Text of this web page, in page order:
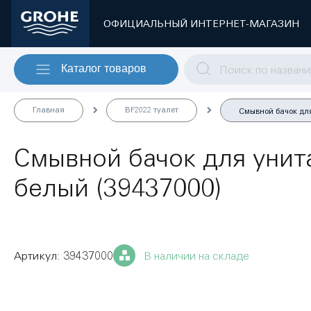
ОФИЦИАЛЬНЫЙ ИНТЕРНЕТ-МАГАЗИН
Каталог товаров
Главная BF2022 туалет Смывной бачок
Смывной бачок для
белый (39437000)
В наличии на складе
39437000